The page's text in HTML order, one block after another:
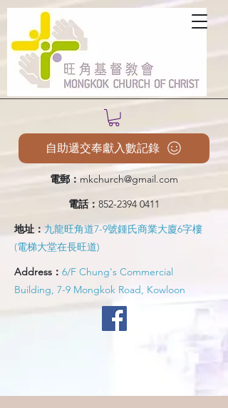
電郵： mkchurch@gmail.com
電話： 852-2394 0411
地址： 九龍旺角道7-9號鍾氏商業大廈6字樓
(電梯大堂在長旺道)
Address： 6/F Chung's Commercial
Building, 7-9 Mongkok Road, Kowloon
自助遞交奉獻入數記錄